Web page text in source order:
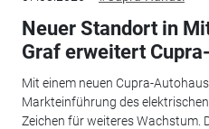
Neuer Standort in
Graf erweitert
Mit einem neuen Cupra-
Markteinführung des
Zeichen für weiteres Wachstum.